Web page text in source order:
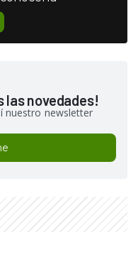
las novedades!
nuestro newsletter